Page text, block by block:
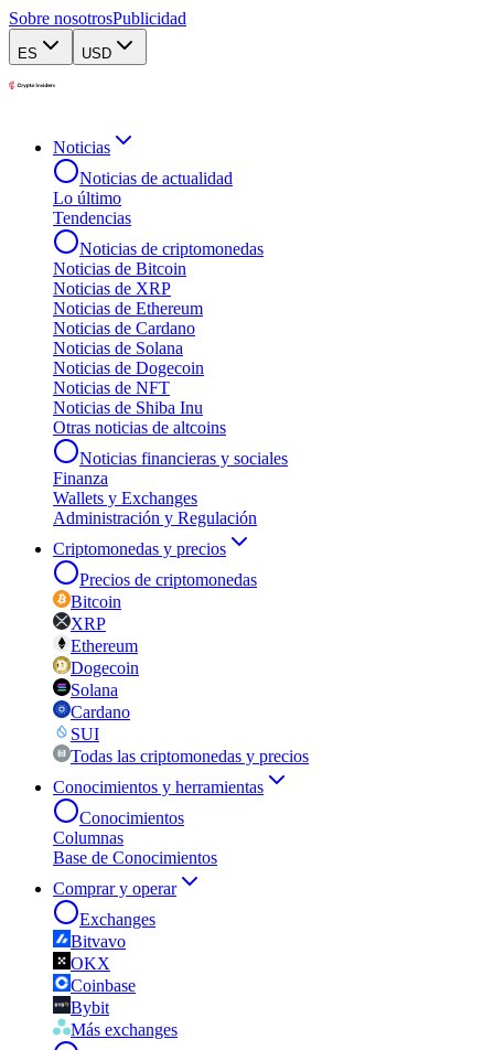
Sobre nosotrosPublicidad
ES USD
Noticias
Noticias de actualidad
Lo último
Tendencias
Noticias de criptomonedas
Noticias de Bitcoin
Noticias de XRP
Noticias de Ethereum
Noticias de Cardano
Noticias de Solana
Noticias de Dogecoin
Noticias de NFT
Noticias de Shiba Inu
Otras noticias de altcoins
Noticias financieras y sociales
Finanza
Wallets y Exchanges
Administración y Regulación
Criptomonedas y precios
Precios de criptomonedas
Bitcoin
XRP
Ethereum
Dogecoin
Solana
Cardano
SUI
Todas las criptomonedas y precios
Conocimientos y herramientas
Conocimientos
Columnas
Base de Conocimientos
Comprar y operar
Exchanges
Bitvavo
OKX
Coinbase
Bybit
Más exchanges